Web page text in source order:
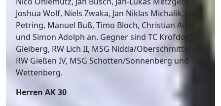
Joshua Wolf, Niels Zwaka, Jan Niklas Michalik, Jan
Petring, Manuel Buß, Timo Bloch, Christian Auer
und Simon Adolph an. Gegner sind TC Krofdorf-
Gleiberg, RW Lich II, MSG Nidda/Oberschmitten II,
RW Gießen IV, MSG Schotten/Sonnenberg und TC
Wettenberg.
Herren AK 30